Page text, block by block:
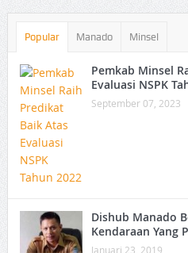
Popular Manado Minsel
Pemkab Minsel
Evaluasi NSPK
September 07, 2023
Dishub Manado
Kendaraan Yang
Januari 23, 2019